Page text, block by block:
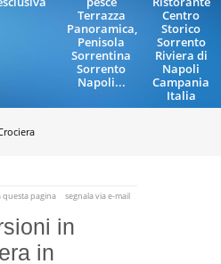
Terrazza
Panoramica,
Penisola
Sorrentina
Sorrento
Napoli...
Centro
Storico
Sorrento
Riviera di
Napoli
Campania
Italia
questa pagina segnala via e-mail
in
in